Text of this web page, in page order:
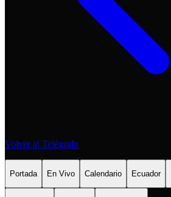
Volver al Telégrafo
Portada En Vivo Calendario Ecuador